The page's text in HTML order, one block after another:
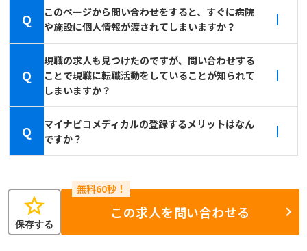
Q
このページから問い合わせをすると、すぐに病院
や施設に個人情報が渡されてしまいますか？
Q
現職の求人も見つけたのですが、問い合わせする
ことで現職に転職活動をしていることが知られて
しまいますか？
Q
マイナビコメディカルの登録するメリットはなん
ですか？
star
保存する
この求人を問い合わせる